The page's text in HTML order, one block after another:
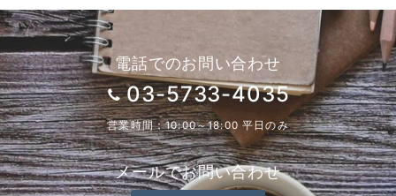
電話でのお問い合わせ
03-5733-4035
営業時間：10:00～18:00 平日のみ
メールでお問い合わせ